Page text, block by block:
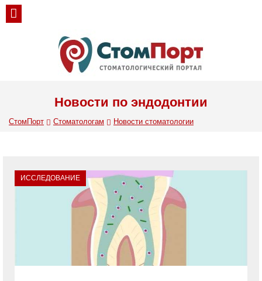
Новости по эндодонтии
СтомПорт Стоматологам Новости стоматологии
ИССЛЕДОВАНИЕ